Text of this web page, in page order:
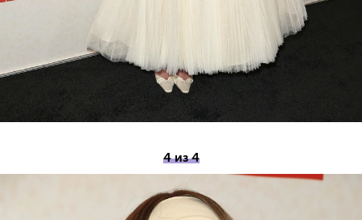
4 из 4